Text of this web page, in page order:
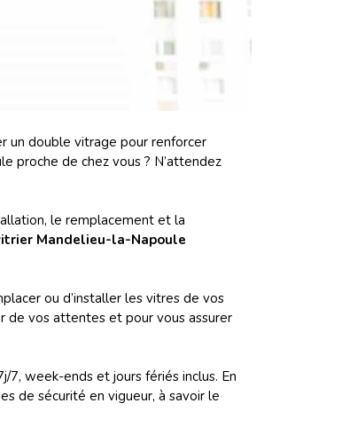
un double vitrage pour renforcer
proche de chez vous ? N’attendez
le remplacement et la
Mandelieu-la-Napoule
ou d’installer les vitres de vos
de vos attentes et pour vous assurer
7, week-ends et jours fériés inclus. En
de sécurité en vigueur, à savoir le